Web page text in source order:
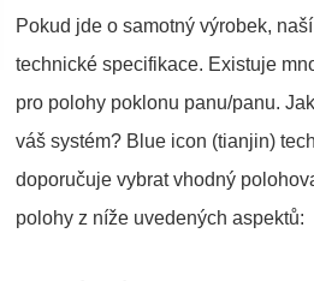
Pokud jde o samotný výrobek,
technické specifikace. Existuje
pro polohy poklonu panu/panu.
váš systém? Blue icon (tianjin)
doporučuje vybrat vhodný
polohy z níže uvedených aspektů: